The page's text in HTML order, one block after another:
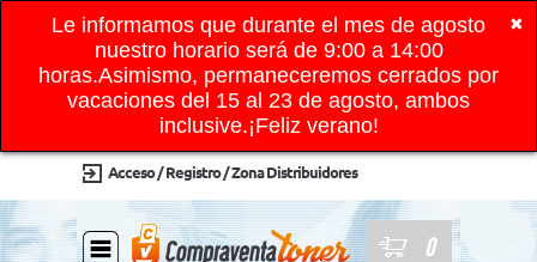
✖
Le informamos que durante el mes de agosto
nuestro horario será de 9:00 a 14:00
horas.Asimismo, permaneceremos cerrados por
vacaciones del 15 al 23 de agosto, ambos
inclusive.¡Feliz verano!
Acceso / Registro / Zona Distribuidores
0